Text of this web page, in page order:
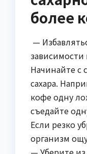
более
—
Начинайте с
сахара.
кофе одну
съедайте
Если резко
организм